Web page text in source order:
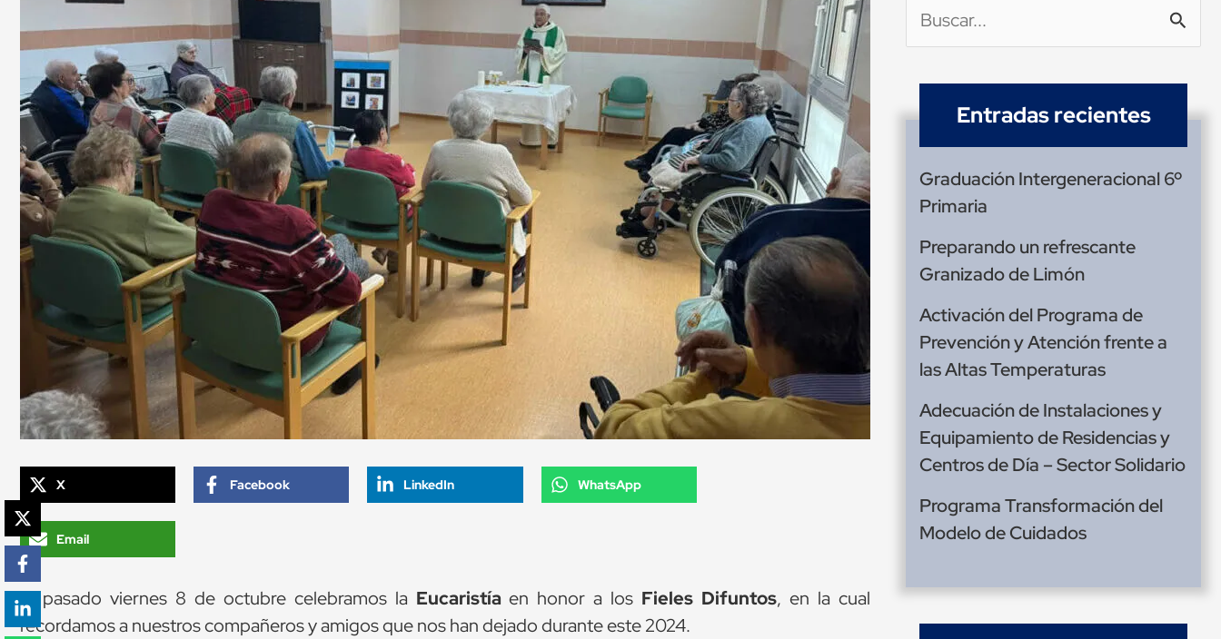
X Facebook LinkedIn WhatsApp
Email
El pasado viernes 8 de octubre celebramos la Eucaristía en honor a los Fieles Difuntos, en la cual
recordamos a nuestros compañeros y amigos que nos han dejado durante este 2024.
Buscar
por:
Entradas recientes
Graduación Intergeneracional 6º
Primaria
Preparando un refrescante
Granizado de Limón
Activación del Programa de
Prevención y Atención frente a
las Altas Temperaturas
Adecuación de Instalaciones y
Equipamiento de Residencias y
Centros de Día – Sector Solidario
Programa Transformación del
Modelo de Cuidados